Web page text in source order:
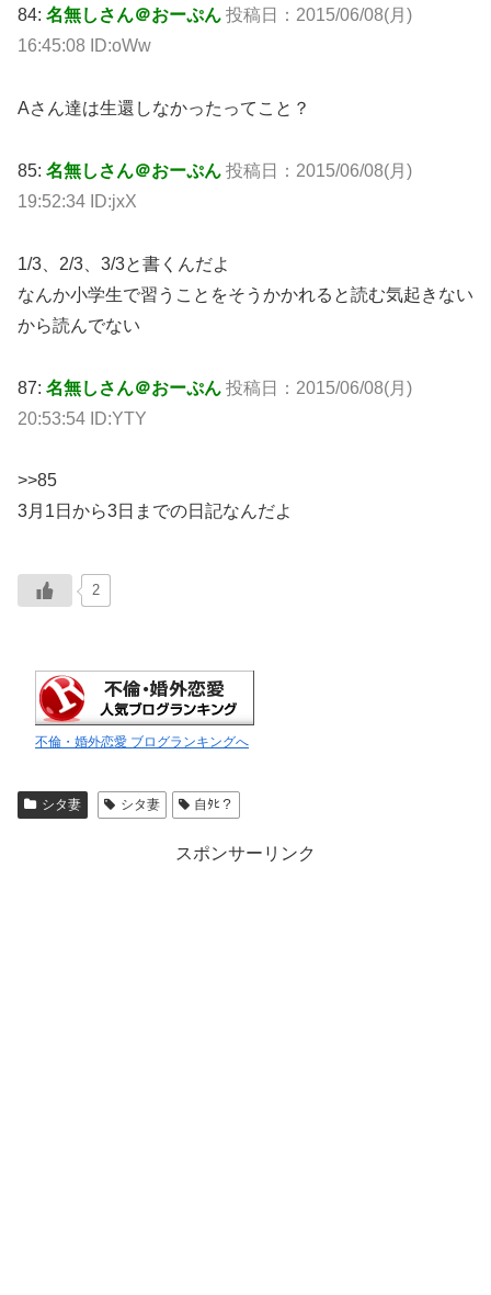
84: 名無しさん＠おーぷん 投稿日：2015/06/08(月)
16:45:08 ID:oWw
Aさん達は生還しなかったってこと？
85: 名無しさん＠おーぷん 投稿日：2015/06/08(月)
19:52:34 ID:jxX
1/3、2/3、3/3と書くんだよ
なんか小学生で習うことをそうかかれると読む気起きない
から読んでない
87: 名無しさん＠おーぷん 投稿日：2015/06/08(月)
20:53:54 ID:YTY
>>85
3月1日から3日までの日記なんだよ
2
不倫・婚外恋愛 ブログランキングへ
シタ妻 シタ妻 自ﾀﾋ？
スポンサーリンク